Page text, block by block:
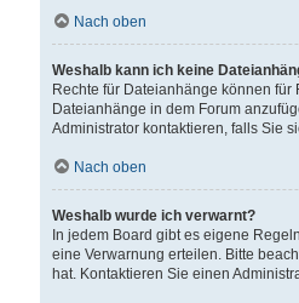
Nach oben
Weshalb kann ich keine
Rechte für Dateianhänge können
Dateianhänge in dem Forum
Administrator kontaktieren, falls Sie
Nach oben
Weshalb wurde ich verwarnt?
In jedem Board gibt es eigene
eine Verwarnung erteilen. Bitte
hat. Kontaktieren Sie einen